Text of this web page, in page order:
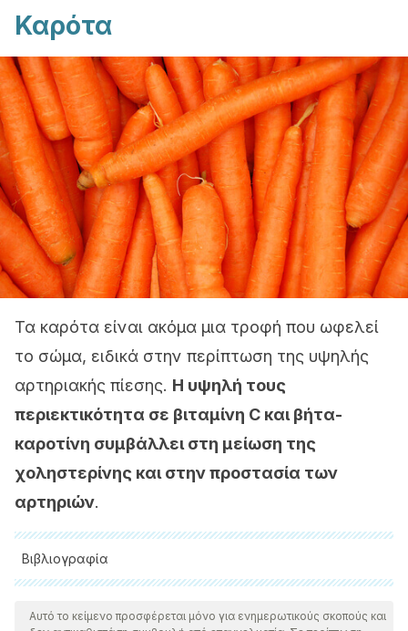
Καρότα
Τα καρότα είναι ακόμα μια τροφή που ωφελεί
το σώμα, ειδικά στην περίπτωση της υψηλής
αρτηριακής πίεσης. Η υψηλή τους
περιεκτικότητα σε βιταμίνη C και βήτα-
καροτίνη συμβάλλει στη μείωση της
χοληστερίνης και στην προστασία των
αρτηριών.
Βιβλιογραφία
Όλες οι παραθέτονται πηγές ελέγχθηκαν προσεκτικά από
την ομάδα μας για να διασφαλιστεί η ποιότητα, η
Αυτό το κείμενο προσφέρεται μόνο για ενημερωτικούς σκοπούς και